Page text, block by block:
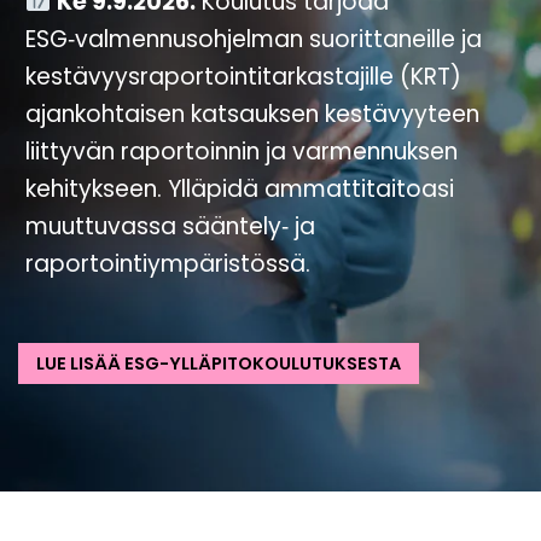
ESG‑valmennusohjelman suorittaneille ja
kestävyysraportointitarkastajille (KRT)
ajankohtaisen katsauksen kestävyyteen
liittyvän raportoinnin ja varmennuksen
kehitykseen. Ylläpidä ammattitaitoasi
muuttuvassa sääntely‑ ja
raportointiympäristössä.
LUE LISÄÄ ESG-YLLÄPITOKOULUTUKSESTA